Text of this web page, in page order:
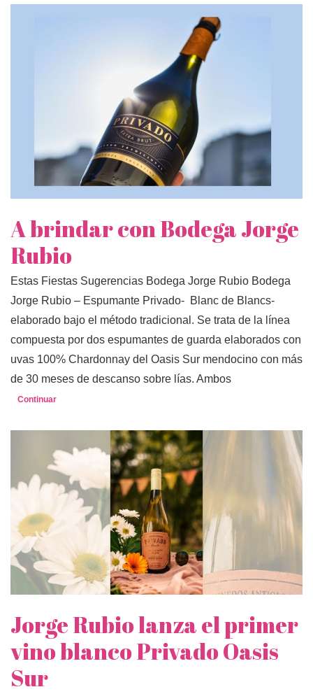
A brindar con Bodega Jorge
Rubio
Estas Fiestas Sugerencias Bodega Jorge Rubio Bodega
Jorge Rubio – Espumante Privado- Blanc de Blancs-
elaborado bajo el método tradicional. Se trata de la línea
compuesta por dos espumantes de guarda elaborados con
uvas 100% Chardonnay del Oasis Sur mendocino con más
de 30 meses de descanso sobre lías. Ambos
Continuar
Jorge Rubio lanza el primer
vino blanco Privado Oasis
Sur